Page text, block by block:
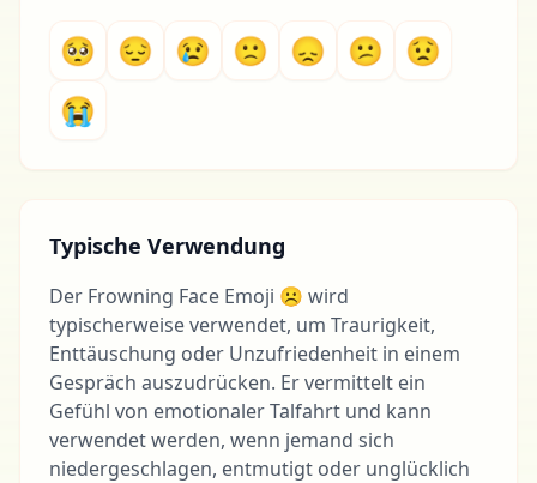
🥺 😔 😢 🙁 😞 😕
😟
😭
Typische Verwendung
Der Frowning Face Emoji ☹ wird
typischerweise verwendet, um Traurigkeit,
Enttäuschung oder Unzufriedenheit in einem
Gespräch auszudrücken. Er vermittelt ein
Gefühl von emotionaler Talfahrt und kann
verwendet werden, wenn jemand sich
niedergeschlagen, entmutigt oder unglücklich